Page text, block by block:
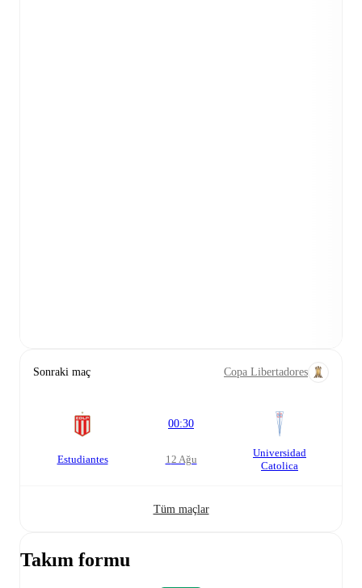
Sonraki maç Copa Libertadores
Estudiantes
00:30
12 Ağu
Universidad
Catolica
Tüm maçlar
Takım formu